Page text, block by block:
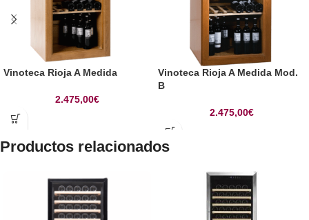
Vinoteca Rioja A Medida
2.475,00€
Vinoteca Rioja A Medida Mod.
B
2.475,00€
Productos relacionados